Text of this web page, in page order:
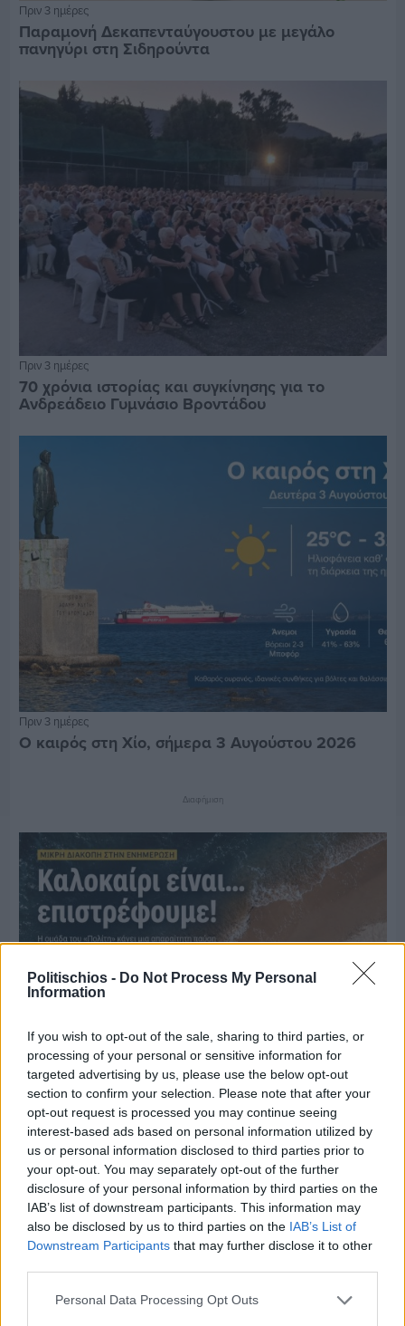
Politischios - Do Not Process My Personal
Information
If you wish to opt-out of the sale, sharing to third parties, or
processing of your personal or sensitive information for
targeted advertising by us, please use the below opt-out
section to confirm your selection. Please note that after your
opt-out request is processed you may continue seeing
interest-based ads based on personal information utilized by
us or personal information disclosed to third parties prior to
your opt-out. You may separately opt-out of the further
disclosure of your personal information by third parties on the
IAB’s list of downstream participants. This information may
also be disclosed by us to third parties on the IAB’s List of
Downstream Participants that may further disclose it to other
Personal Data Processing Opt Outs
Πριν 3 ημέρες
Παραμονή Δεκαπενταύγουστου με μεγάλο
πανηγύρι στη Σιδηρούντα
Πριν 3 ημέρες
70 χρόνια ιστορίας και συγκίνησης για το
Ανδρεάδειο Γυμνάσιο Βροντάδου
Πριν 3 ημέρες
Ο καιρός στη Χίο, σήμερα 3 Αυγούστου 2026
Διαφήμιση
Πριν 6 ημέρες
Μία μικρή αλλά αναγκαία ανάπαυλα για την
ομάδα του «Πολίτη»